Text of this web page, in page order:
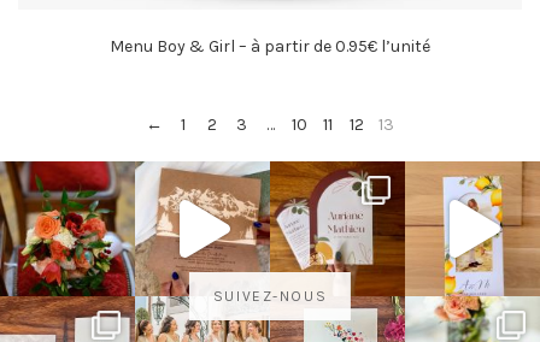
Menu Boy & Girl – à partir de 0.95€ l’unité
← 1 2 3 … 10 11 12 13
SUIVEZ-NOUS